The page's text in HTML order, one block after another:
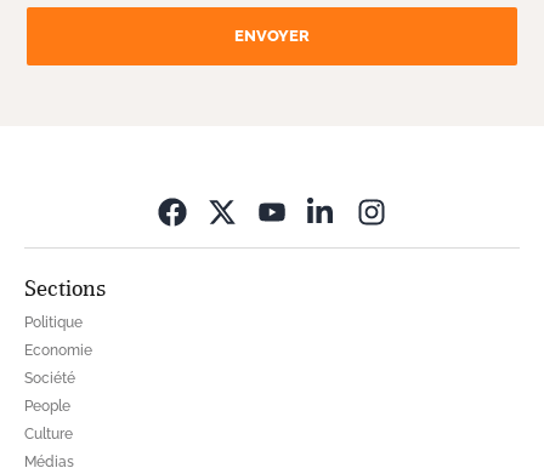
ENVOYER
Sections
Politique
Economie
Société
People
Culture
Médias